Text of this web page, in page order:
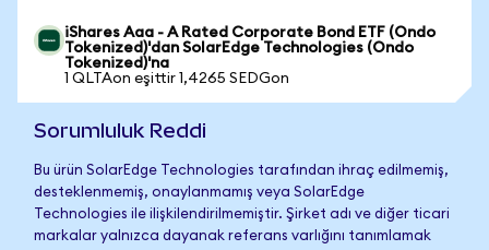
iShares Aaa - A Rated Corporate Bond ETF (Ondo
Tokenized)'dan SolarEdge Technologies (Ondo
Tokenized)'na
1 QLTAon eşittir 1,4265 SEDGon
Sorumluluk Reddi
Bu ürün SolarEdge Technologies tarafından ihraç edilmemiş,
desteklenmemiş, onaylanmamış veya SolarEdge
Technologies ile ilişkilendirilmemiştir. Şirket adı ve diğer ticari
markalar yalnızca dayanak referans varlığını tanımlamak